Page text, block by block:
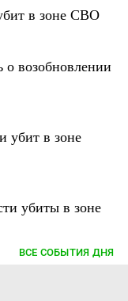
в зоне СВО
о возобновлении
убит в зоне
убиты в зоне
ВСЕ СОБЫТИЯ ДНЯ